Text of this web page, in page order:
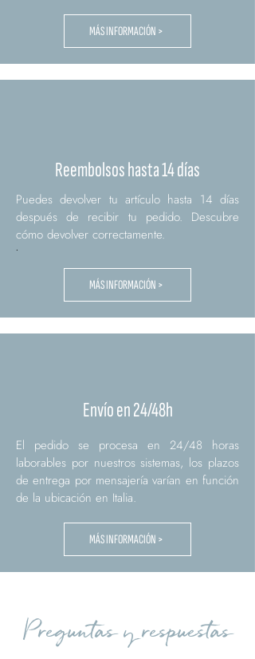
MÁS INFORMACIÓN >
Reembolsos hasta 14 días
Puedes devolver tu artículo hasta 14 días
después de recibir tu pedido. Descubre
cómo devolver correctamente.
MÁS INFORMACIÓN >
Envío en 24/48h
El pedido se procesa en 24/48 horas
laborables por nuestros sistemas, los plazos
de entrega por mensajería varían en función
de la ubicación en Italia.
MÁS INFORMACIÓN >
Preguntas y respuestas